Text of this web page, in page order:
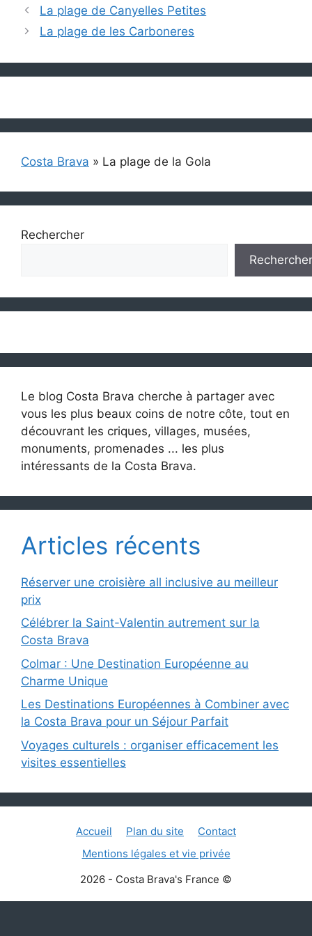
La plage de Canyelles Petites
La plage de les Carboneres
Costa Brava » La plage de la Gola
Rechercher
Rechercher
Le blog Costa Brava cherche à partager avec
vous les plus beaux coins de notre côte, tout en
découvrant les criques, villages, musées,
monuments, promenades ... les plus
intéressants de la Costa Brava.
Articles récents
Réserver une croisière all inclusive au meilleur
prix
Célébrer la Saint-Valentin autrement sur la
Costa Brava
Colmar : Une Destination Européenne au
Charme Unique
Les Destinations Européennes à Combiner avec
la Costa Brava pour un Séjour Parfait
Voyages culturels : organiser efficacement les
visites essentielles
Accueil Plan du site
Contact
Mentions légales et vie privée
2026 - Costa Brava's France ©